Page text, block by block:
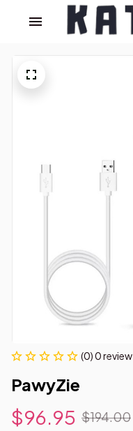
(0) 0 review
PawyZie
$96.95 $194.00